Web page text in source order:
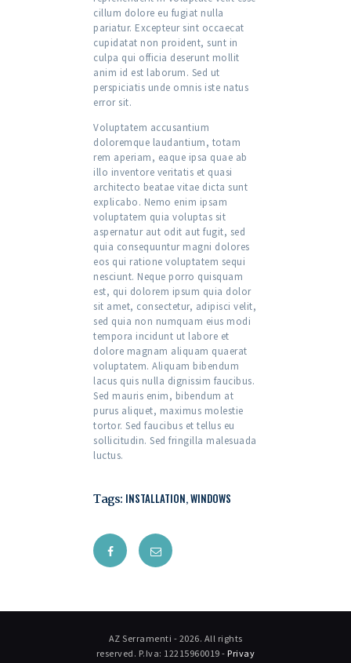
cillum dolore eu fugiat nulla
pariatur. Excepteur sint occaecat
cupidatat non proident, sunt in
culpa qui officia deserunt mollit
anim id est laborum. Sed ut
perspiciatis unde omnis iste natus
error sit.
Voluptatem accusantium
doloremque laudantium, totam
rem aperiam, eaque ipsa quae ab
illo inventore veritatis et quasi
architecto beatae vitae dicta sunt
explicabo. Nemo enim ipsam
voluptatem quia voluptas sit
aspernatur aut odit aut fugit, sed
quia consequuntur magni dolores
eos qui ratione voluptatem sequi
nesciunt. Neque porro quisquam
est, qui dolorem ipsum quia dolor
sit amet, consectetur, adipisci velit,
sed quia non numquam eius modi
tempora incidunt ut labore et
dolore magnam aliquam quaerat
voluptatem. Aliquam bibendum
lacus quis nulla dignissim faucibus.
Sed mauris enim, bibendum at
purus aliquet, maximus molestie
tortor. Sed faucibus et tellus eu
sollicitudin. Sed fringilla malesuada
luctus.
Tags: INSTALLATION,WINDOWS
AZ Serramenti - 2026. All rights
reserved. P.Iva: 12215960019 -Privay